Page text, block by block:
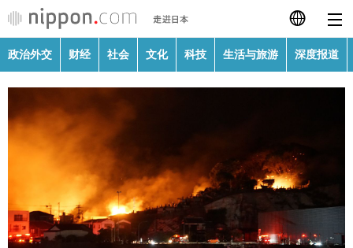
日本語
Français
Español
政治外交
社会
政治外交 财经 社会 文化 科技 生活与旅游 深度报道